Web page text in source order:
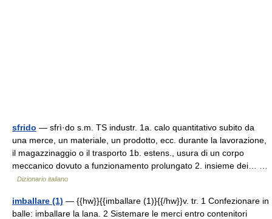
sfrido — sfrì·do s.m. TS industr. 1a. calo quantitativo subito da
una merce, un materiale, un prodotto, ecc. durante la lavorazione,
il magazzinaggio o il trasporto 1b. estens., usura di un corpo
meccanico dovuto a funzionamento prolungato 2. insieme dei… …
Dizionario italiano
imballare (1) — {{hw}}{{imballare (1)}{{/hw}}v. tr. 1 Confezionare in
balle: imballare la lana. 2 Sistemare le merci entro contenitori